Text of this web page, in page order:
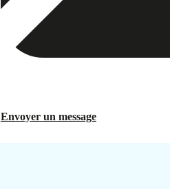
Envoyer un message